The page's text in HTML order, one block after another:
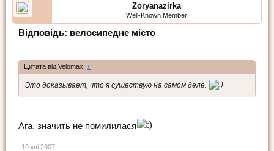
Zoryanazirka
Well-Known Member
Відповідь: велосипедне місто
Цитата від Velomax: ↑
Это доказывает, что я существую на самом деле.
Ага, значить не помилилася
10 кві 2007